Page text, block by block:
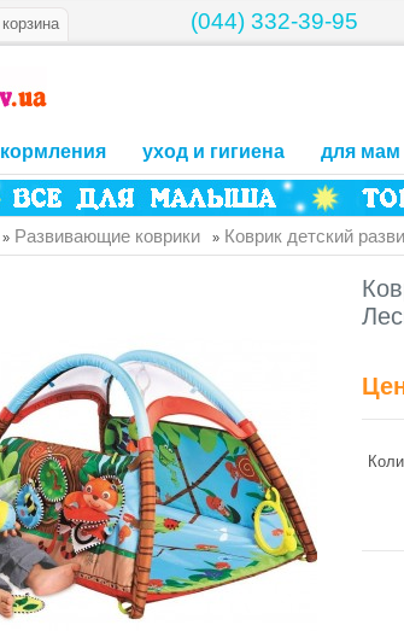
(044) 332-39-95
корзина
уход и гигиена для мам
» Развивающие коврики » Коврик детский